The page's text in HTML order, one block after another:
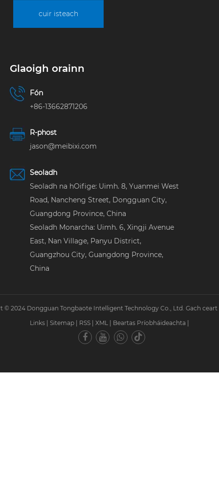
cuir isteach
Glaoigh orainn
Fón
+86-13662871206
R-phost
jason@meibixi.com
Seoladh
Seoladh na hOifige: Uimh. 8, Yuanmei West
Road, Nancheng Street, Dongguan City,
Guangdong Province, China
Seoladh Monarcha: Uimh. 6, Xingji Avenue
East, Nan Village, Panyu District,
Guangzhou City, Guangdong Province,
China
© 2024 Dongguan Tongbaote Intelligent Technology Co., Ltd. Gach ceart
Links
Sitemap RSS XML Beartas Príobháideachta